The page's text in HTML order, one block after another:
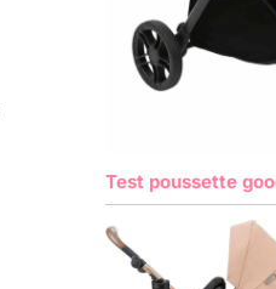
Test poussette